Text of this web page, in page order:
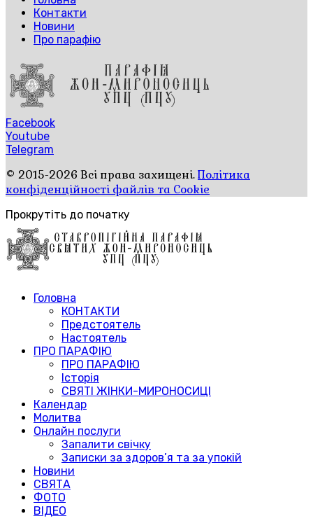
Контакти
Новини
Про парафію
Facebook
Youtube
Telegram
© 2015-2026 Всі права захищені.Політика
конфіденційності файлів та Cookie
Прокрутіть до початку
Головна
КОНТАКТИ
Предстоятель
Настоятель
ПРО ПАРАФІЮ
ПРО ПАРАФІЮ
Історія
СВЯТІ ЖІНКИ-МИРОНОСИЦІ
Календар
Молитва
Онлайн послуги
Запалити свічку
Записки за здоров’я та за упокій
Новини
СВЯТА
ФОТО
ВІДЕО